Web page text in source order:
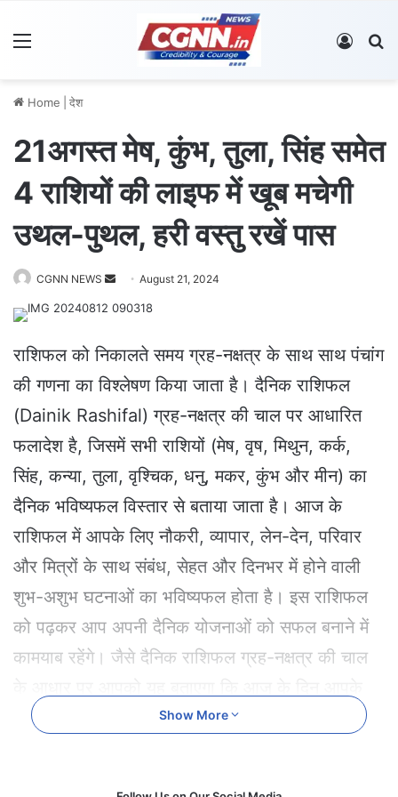
Log In
Home देश
21अगस्त मेष, कुंभ, तुला, सिंह समेत
4 राशियों की लाइफ में खूब मचेगी
उथल-पुथल, हरी वस्तु रखें पास
CGNN NEWS
e
a
n
e
a
i
August 21, 2024
राशिफल को निकालते समय ग्रह-नक्षत्र के साथ साथ पंचांग
की गणना का विश्लेषण किया जाता है। दैनिक राशिफल
(Dainik Rashifal) ग्रह-नक्षत्र की चाल पर आधारित
फलादेश है, जिसमें सभी राशियों (मेष, वृष, मिथुन, कर्क,
सिंह, कन्या, तुला, वृश्चिक, धनु, मकर, कुंभ और मीन) का
दैनिक भविष्यफल विस्तार से बताया जाता है। आज के
राशिफल में आपके लिए नौकरी, व्यापार, लेन-देन, परिवार
और मित्रों के साथ संबंध, सेहत और दिनभर में होने वाली
शुभ-अशुभ घटनाओं का भविष्यफल होता है। इस राशिफल
को पढ़कर आप अपनी दैनिक योजनाओं को सफल बनाने में
कामयाब रहेंगे। जैसे दैनिक राशिफल ग्रह-नक्षत्र की चाल
सितारे आपके अनुकूल हैं या नहीं। आज आपको किन
Show More